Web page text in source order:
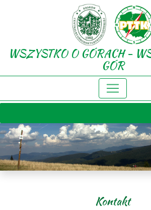
WSZYSTKO O GÓRACH -
GÓR
Kontakt